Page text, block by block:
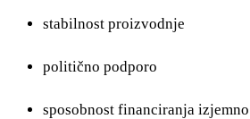
stabilnost proizvodnje
politično podporo
sposobnost financiranja